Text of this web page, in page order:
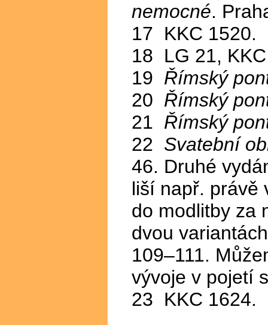
nemocné.
17 KKC 1520.
18 LG 21,
19 Římský
20 Římský
21 Římský
22 Svatební
46. Druhé
liší např. právě
do modlitby za
dvou
109–111.
vývoje v pojetí
23 KKC 1624.